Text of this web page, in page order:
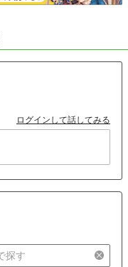
ログインして話してみる